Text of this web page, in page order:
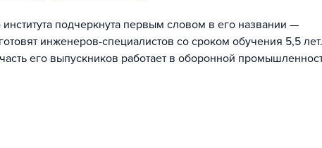
института подчеркнута первым словом в его названии —
инженеров-специалистов со сроком обучения 5,5 лет.
его выпускников работает в оборонной